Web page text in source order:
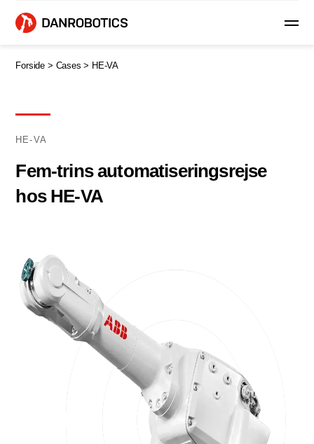
Forside > Cases > HE-VA
HE-VA
Fem-trins automatiseringsrejse
hos HE-VA